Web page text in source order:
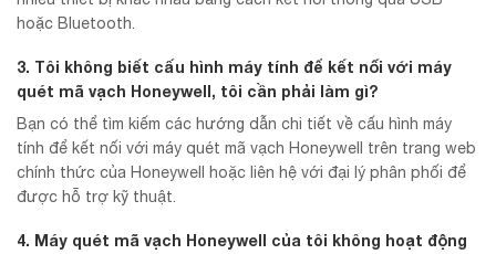
hoặc Bluetooth.
3. Tôi không biết cấu hình máy tính để kết nối với máy
quét mã vạch Honeywell, tôi cần phải làm gì?
Bạn có thể tìm kiếm các hướng dẫn chi tiết về cấu hình máy
tính để kết nối với máy quét mã vạch Honeywell trên trang web
chính thức của Honeywell hoặc liên hệ với đại lý phân phối để
được hỗ trợ kỹ thuật.
4. Máy quét mã vạch Honeywell của tôi không hoạt động